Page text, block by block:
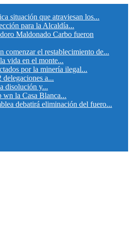
situación que atraviesan los...
para la Alcaldía...
Maldonado Carbo fueron
comenzar el restablecimiento de...
vida en el monte...
por la minería ilegal...
delegaciones a...
disolución y...
la Casa Blanca...
debatirá eliminación del fuero...